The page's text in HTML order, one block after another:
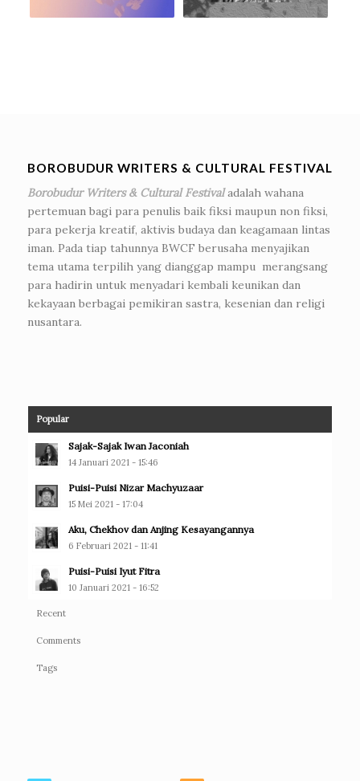
BOROBUDUR WRITERS & CULTURAL FESTIVAL
Borobudur Writers & Cultural Festivaladalah wahana
pertemuan bagi para penulis baik fiksi maupun non fiksi,
para pekerja kreatif, aktivis budaya dan keagamaan lintas
iman. Pada tiap tahunnya BWCF berusaha menyajikan
tema utama terpilih yang dianggap mampu merangsang
para hadirin untuk menyadari kembali keunikan dan
kekayaan berbagai pemikiran sastra, kesenian dan religi
nusantara.
Popular
Sajak-Sajak Iwan Jaconiah
14 Januari 2021 - 15:46
Puisi-Puisi Nizar Machyuzaar
15 Mei 2021 - 17:04
Aku, Chekhov dan Anjing Kesayangannya
6 Februari 2021 - 11:41
Puisi-Puisi Iyut Fitra
10 Januari 2021 - 16:52
Recent
Comments
Tags